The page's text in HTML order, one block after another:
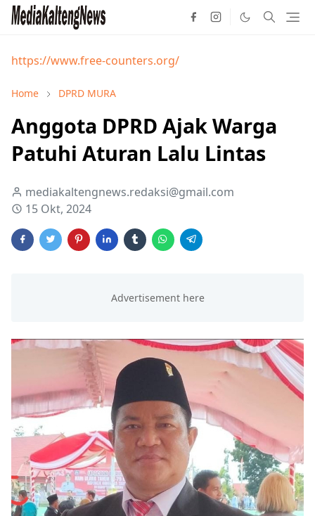
https://www.free-counters.org/
Home DPRD MURA
Anggota DPRD Ajak Warga
Patuhi Aturan Lalu Lintas
mediakaltengnews.redaksi@gmail.com
15 Okt, 2024